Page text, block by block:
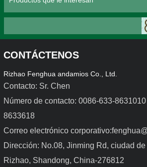
Encofrado de acero para
trabajos ligeros
CONTÁCTENOS
Rizhao Fenghua andamios Co., Ltd.
Contacto: Sr. Chen
Número de contacto: 0086-633-
8633618
Correo electrónico
Dirección: No.08, Jinming Rd, ciudad
Rizhao, Shandong, China-276812